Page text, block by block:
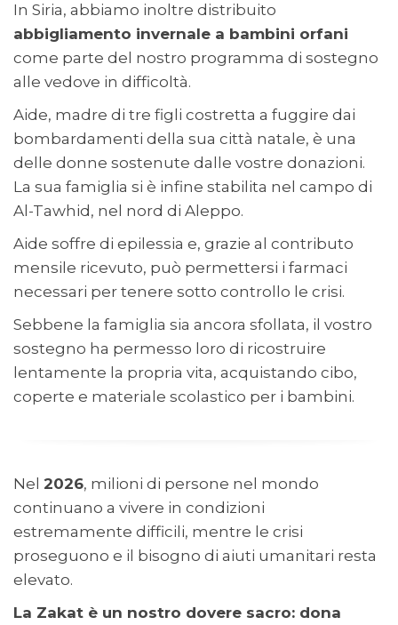
In Siria, abbiamo inoltre distribuito
abbigliamento invernale a bambini orfani
come parte del nostro programma di sostegno
alle vedove in difficoltà.
Aide, madre di tre figli costretta a fuggire dai
bombardamenti della sua città natale, è una
delle donne sostenute dalle vostre donazioni.
La sua famiglia si è infine stabilita nel campo di
Al-Tawhid, nel nord di Aleppo.
Aide soffre di epilessia e, grazie al contributo
mensile ricevuto, può permettersi i farmaci
necessari per tenere sotto controllo le crisi.
Sebbene la famiglia sia ancora sfollata, il vostro
sostegno ha permesso loro di ricostruire
lentamente la propria vita, acquistando cibo,
coperte e materiale scolastico per i bambini.
Nel 2026, milioni di persone nel mondo
continuano a vivere in condizioni
estremamente difficili, mentre le crisi
proseguono e il bisogno di aiuti umanitari resta
elevato.
La Zakat è un nostro dovere sacro: dona